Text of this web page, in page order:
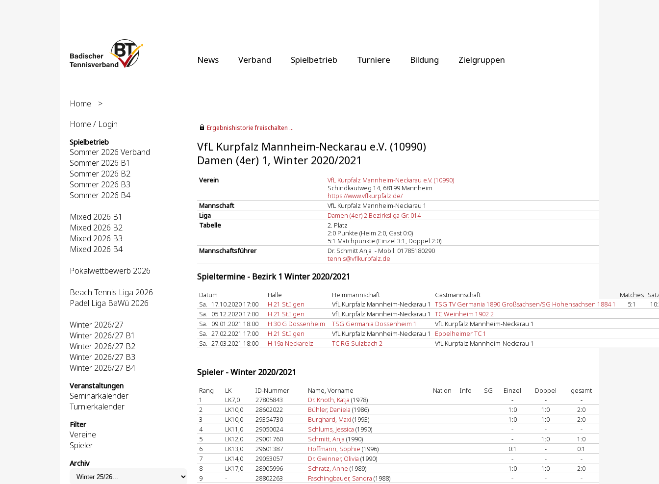
News Verband Spielbetrieb Turniere Bildung Zielgruppen
Home
>
Home / Login
Spielbetrieb
Sommer 2026 Verband
Sommer 2026 B1
Sommer 2026 B2
Sommer 2026 B3
Sommer 2026 B4
Mixed 2026 B1
Mixed 2026 B2
Mixed 2026 B3
Mixed 2026 B4
Pokalwettbewerb 2026
Beach Tennis Liga 2026
Padel Liga BaWü 2026
Winter 2026/27
Winter 2026/27 B1
Winter 2026/27 B2
Winter 2026/27 B3
Winter 2026/27 B4
Veranstaltungen
Seminarkalender
Turnierkalender
Filter
Vereine
Spieler
Archiv
Ergebnishistorie freischalten ...
VfL Kurpfalz Mannheim-Neckarau e.V. (10990)
Damen (4er) 1, Winter 2020/2021
Verein
VfL Kurpfalz Mannheim-Neckarau e.V. (10990)
Schindkautweg 14, 68199 Mannheim
https://www.vflkurpfalz.de/
Mannschaft
VfL Kurpfalz Mannheim-Neckarau 1
Liga
Damen (4er) 2.Bezirksliga Gr. 014
Tabelle
2. Platz
2:0 Punkte (Heim 2:0, Gast 0:0)
5:1 Matchpunkte (Einzel 3:1, Doppel 2:0)
Mannschaftsführer
Dr. Schmitt Anja - Mobil: 01785180290
tennis@vflkurpfalz.de
Spieltermine - Bezirk 1 Winter 2020/2021
Datum Halle Heimmannschaft Gastmannschaft Matches
Sa. 17.10.2020 17:00 H 21 St.Ilgen VfL Kurpfalz Mannheim-Neckarau 1 TSG TV Germania 1890 Großsachsen/SG Hohensachsen 1884 1 5:1
Sa. 05.12.2020 17:00 H 21 St.Ilgen VfL Kurpfalz Mannheim-Neckarau 1
TC Weinheim 1902 2
Sa. 09.01.2021 18:00 H 30 G Dossenheim TSG Germania Dossenheim 1
VfL Kurpfalz Mannheim-Neckarau 1
Sa. 27.02.2021 17:00 H 21 St.Ilgen VfL Kurpfalz Mannheim-Neckarau 1
Eppelheimer TC 1
Sa. 27.03.2021 18:00 H 19a Neckarelz TC RG Sulzbach 2 VfL Kurpfalz Mannheim-Neckarau 1
Spieler - Winter 2020/2021
Rang LK ID-Nummer Name, Vorname Nation Info SG Einzel Doppel
gesamt
1
LK7,0 27805843 Dr. Knoth, Katja (1978) - -
-
2
LK10,0 28602022 Bühler, Daniela (1986) 1:0 1:0
2:0
3
LK10,0 29354730 Burghard, Maxi (1993) 1:0 1:0
2:0
4
LK11,0 29050024 Schlums, Jessica (1990) - -
-
5
LK12,0 29001760 Schmitt, Anja (1990) - 1:0
1:0
6
LK13,0 29601387 Hoffmann, Sophie (1996) 0:1 -
0:1
7
LK14,0 29053057 Dr. Gwinner, Olivia (1990) - -
-
8
LK17,0 28905996 Schratz, Anne (1989) 1:0 1:0
2:0
9
- 28802263 Faschingbauer, Sandra (1988) - -
-